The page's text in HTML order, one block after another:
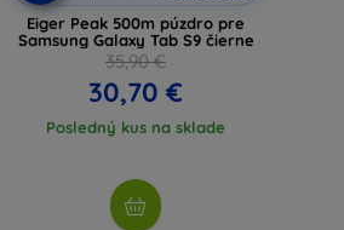
Eiger Peak 500m púzdro pre
Samsung Galaxy Tab S9 čierne
35,90 €
30,70 €
Posledný kus na sklade